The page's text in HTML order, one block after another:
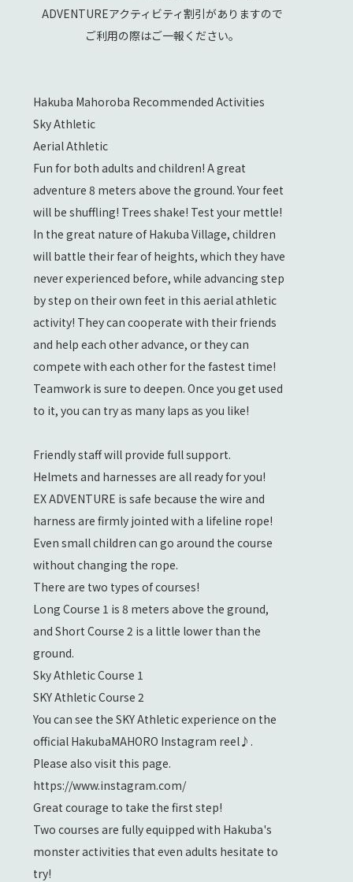
ADVENTUREアクティビティ割引がありますので
ご利用の際はご一報ください。
Hakuba Mahoroba Recommended Activities
Sky Athletic
Aerial Athletic
Fun for both adults and children! A great
adventure 8 meters above the ground. Your feet
will be shuffling! Trees shake! Test your mettle!
In the great nature of Hakuba Village, children
will battle their fear of heights, which they have
never experienced before, while advancing step
by step on their own feet in this aerial athletic
activity! They can cooperate with their friends
and help each other advance, or they can
compete with each other for the fastest time!
Teamwork is sure to deepen. Once you get used
to it, you can try as many laps as you like!
Friendly staff will provide full support.
Helmets and harnesses are all ready for you!
EX ADVENTURE is safe because the wire and
harness are firmly jointed with a lifeline rope!
Even small children can go around the course
without changing the rope.
There are two types of courses!
Long Course 1 is 8 meters above the ground,
and Short Course 2 is a little lower than the
ground.
Sky Athletic Course 1
SKY Athletic Course 2
You can see the SKY Athletic experience on the
official HakubaMAHORO Instagram reel♪.
Please also visit this page.
https://www.instagram.com/
Great courage to take the first step!
Two courses are fully equipped with Hakuba's
monster activities that even adults hesitate to
try!